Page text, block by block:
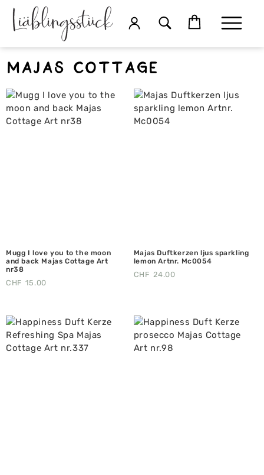
Majas Cottage
Mugg I love you to the moon
and back Majas Cottage Art
nr38
CHF 15.00
Majas Duftkerzen ljus sparkling
lemon Artnr. Mc0054
CHF 24.00